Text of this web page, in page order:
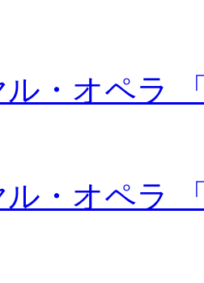
・オペラ
・オペラ